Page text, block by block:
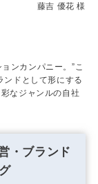
藤吉 優花 様
ンカンパニー。”こ
ンドとして形にする
なジャンルの自社
・ブランド